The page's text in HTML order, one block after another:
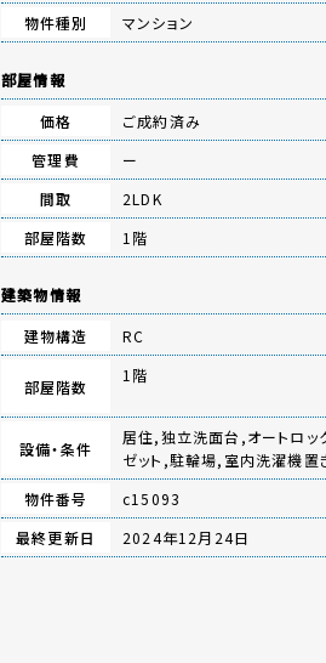
物件種別
マンション
部屋情報
価格
ご成約済み
管理費
ー
間取
2LDK
部屋階数
1階
建築物情報
建物構造
RC
部屋階数
1階
設備・条件
居住,独立洗面台,オートロ
ゼット,駐輪場,室内洗濯機置
物件番号
c15093
最終更新日
2024年12月24日